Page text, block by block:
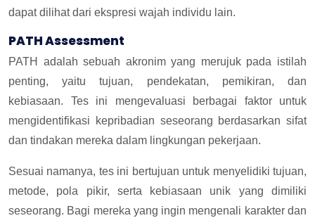
dapat dilihat dari ekspresi wajah individu lain.
PATH Assessment
PATH adalah sebuah akronim yang merujuk pada istilah
penting, yaitu tujuan, pendekatan, pemikiran, dan
kebiasaan. Tes ini mengevaluasi berbagai faktor untuk
mengidentifikasi kepribadian seseorang berdasarkan sifat
dan tindakan mereka dalam lingkungan pekerjaan.
Sesuai namanya, tes ini bertujuan untuk menyelidiki tujuan,
metode, pola pikir, serta kebiasaan unik yang dimiliki
seseorang. Bagi mereka yang ingin mengenali karakter dan